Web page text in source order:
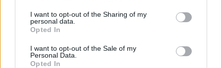
not limited to your visit or usage behaviour. You may click to
grant or deny consent to Google and its third-party tags to
use your data for below specified purposes in below Google
consent section.
I want to opt-out of the Sharing of my
personal data.
Opted In
I want to opt-out of the Sale of my
Personal Data.
Opted In
Ξορκίζουν τις διπλές
εκλογές στο Μαξίμου
Ο καιρός των επομένων
ημερών: Κανονικός